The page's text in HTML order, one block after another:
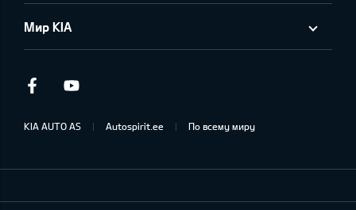
Мир KIA
Facebook
KIA AUTO AS Autospirit.ee По всему миру